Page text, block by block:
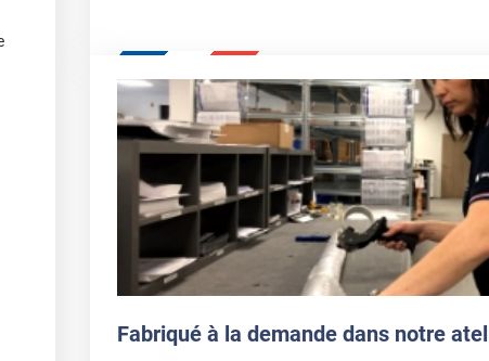
Fabriqué à la demande dans notre